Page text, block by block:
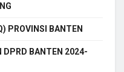
PROVINSI BANTEN
DPRD BANTEN 2024-